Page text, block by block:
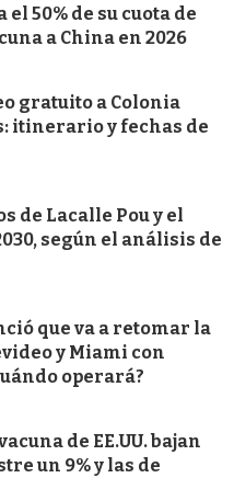
50% de su cuota de
a China en 2026
gratuito a Colonia
itinerario y fechas de
de Lacalle Pou y el
según el análisis de
que va a retomar la
y Miami con
operará?
de EE.UU. bajan
un 9% y las de